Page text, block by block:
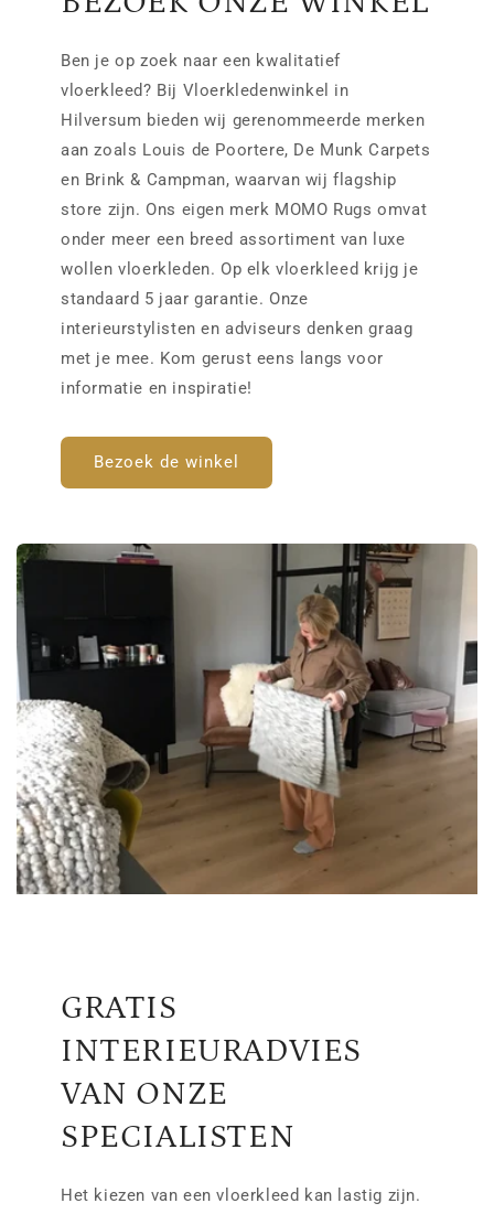
Ben je op zoek naar een kwalitatief
vloerkleed? Bij Vloerkledenwinkel in
Hilversum bieden wij gerenommeerde merken
aan zoals Louis de Poortere, De Munk Carpets
en Brink & Campman, waarvan wij flagship
store zijn. Ons eigen merk MOMO Rugs omvat
onder meer een breed assortiment van luxe
wollen vloerkleden. Op elk vloerkleed krijg je
standaard 5 jaar garantie. Onze
interieurstylisten en adviseurs denken graag
met je mee. Kom gerust eens langs voor
informatie en inspiratie!
Bezoek de winkel
GRATIS
INTERIEURADVIES
VAN ONZE
SPECIALISTEN
Het kiezen van een vloerkleed kan lastig zijn.